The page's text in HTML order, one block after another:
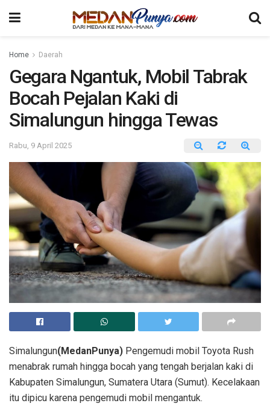
Home Daerah
Gegara Ngantuk, Mobil Tabrak
Bocah Pejalan Kaki di
Simalungun hingga Tewas
Rabu, 9 April 2025
Simalungun(MedanPunya) Pengemudi mobil Toyota Rush
menabrak rumah hingga bocah yang tengah berjalan kaki di
Kabupaten Simalungun, Sumatera Utara (Sumut). Kecelakaan
itu dipicu karena pengemudi mobil mengantuk.